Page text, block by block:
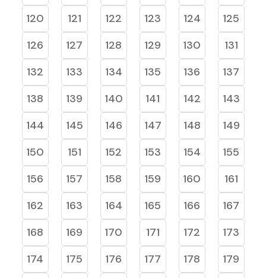
120
121 122 123 124
125
126
127 128 129 130
131
132
133 134 135 136
137
138
139 140 141 142
143
144
145 146 147 148
149
150
151 152 153 154
155
156
157 158 159 160
161
162
163 164 165 166
167
168
169 170 171 172
173
174
175 176 177 178
179